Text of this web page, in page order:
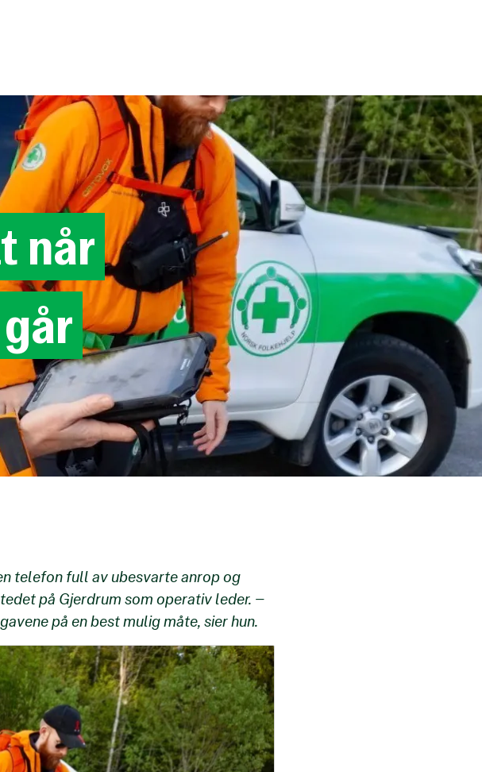
når
går
telefon full av ubesvarte anrop og
på Gjerdrum som operativ leder. –
på en best mulig måte, sier hun.